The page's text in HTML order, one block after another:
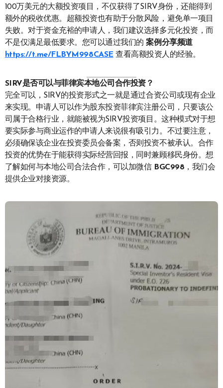
100万美元的大额投资项目，不仅获得了SIRV身份，还能得到
额外的税收优惠。超额投资也有助于分散风险，避免单一项目
失败。对于资金充裕的申请人，我们建议选择多元化投资，而
不是仅满足最低要求。您可以通过我们的案例分享频道
https://t.me/FLBYM998CASE 查看高额投资人的经验。
SIRV是否可以与菲律宾本地公司合作投资？
完全可以，SIRV的投资形式之一就是通过合资公司或现有企业
来实现。申请人可以作为股东投资菲律宾注册公司，只要该公
司属于合格行业，就能被视为SIRV投资项目。这种模式对于想
要实际参与商业运作的申请人来说很有吸引力。不过要注意，
必须确保该企业在投资委员会备案，否则投资不被承认。合作
投资的优势在于能获得实际经营回报，同时兼顾移民身份。想
了解如何与本地公司合法合作，可以加微信 BGC998 ，我们会
提供企业对接资源。